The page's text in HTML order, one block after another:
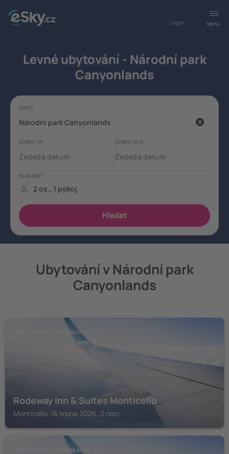
Menu
Log in
Levné ubytování - Národní park
Canyonlands
Ubytování v Národní park
Canyonlands
NÁRODNÍ PARK CANYONLANDS
Rodeway Inn & Suites Monticello
Monticello, 14 srpna 2026, 2 noci
NÁRODNÍ PARK CANYONLANDS